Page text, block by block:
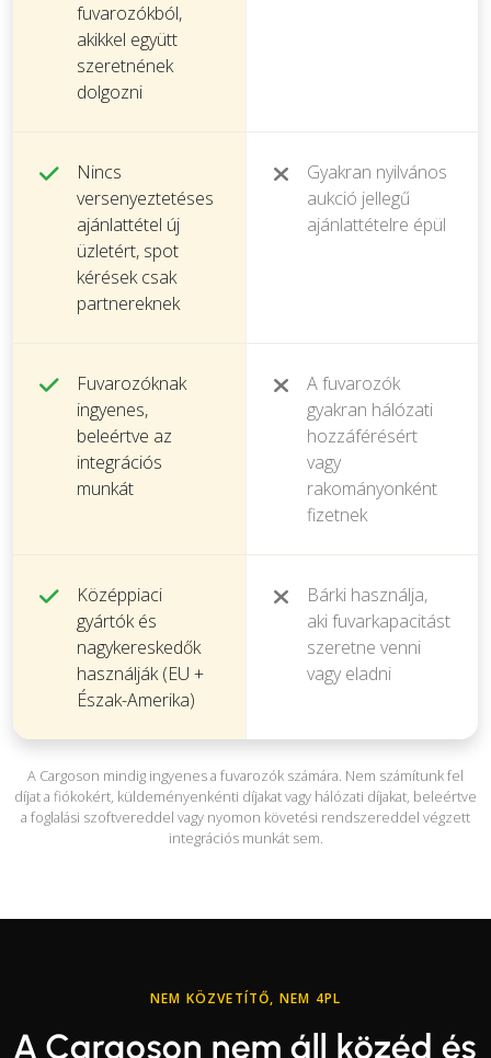
fuvarozókból,
akikkel együtt
szeretnének
dolgozni
Nincs
versenyeztetéses
ajánlattétel új
üzletért, spot
kérések csak
partnereknek
Gyakran nyilvános
aukció jellegű
ajánlattételre épül
Fuvarozóknak
ingyenes,
beleértve az
integrációs
munkát
A fuvarozók
gyakran hálózati
hozzáférésért
vagy
rakományonként
fizetnek
Középpiaci
gyártók és
nagykereskedők
használják (EU +
Észak-Amerika)
Bárki használja,
aki fuvarkapacitást
szeretne venni
vagy eladni
A Cargoson mindig ingyenes a fuvarozók számára. Nem számítunk fel
díjat a fiókokért, küldeményenkénti díjakat vagy hálózati díjakat, beleértve
a foglalási szoftvereddel vagy nyomon követési rendszereddel végzett
integrációs munkát sem.
NEM KÖZVETÍTŐ, NEM 4PL
A Cargoson nem áll közéd és